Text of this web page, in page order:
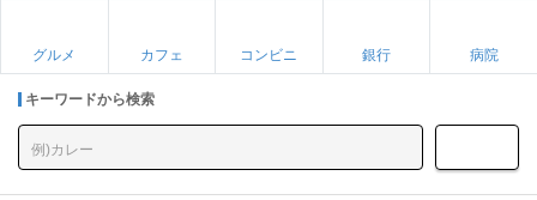
グルメ カフェ コンビニ 銀行 病院
キーワードから検索